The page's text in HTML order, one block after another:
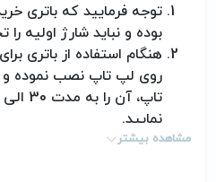
توجه فرمایید که باتری
بوده و نباید شارژ اولیه را
هنگام استفاده از باتری برای
روی لپ تاپ نصب نموده
نمایید.
مشاهده بیشتر